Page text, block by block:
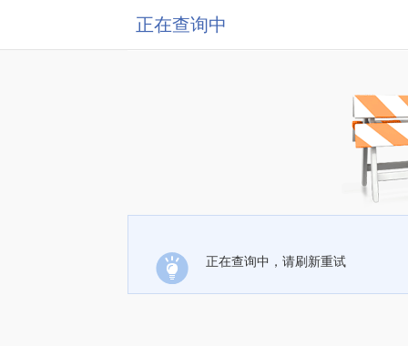
正在查询中
正在查询中，请刷新重试